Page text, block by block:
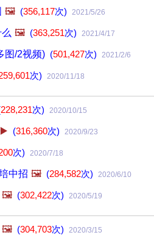
🖼️ (356,117次) 2021/5/26
🖼️ (363,251次) 2021/4/17
图/2视频) (501,427次) 2021/2/6
次) 2020/11/18
228,231次) 2020/10/15
(316,360次) 2020/9/23
次) 2020/7/18
中招 🖼️ (284,582次) 2020/6/10
🖼️ (302,422次) 2020/5/19
🖼️ (304,703次) 2020/3/15